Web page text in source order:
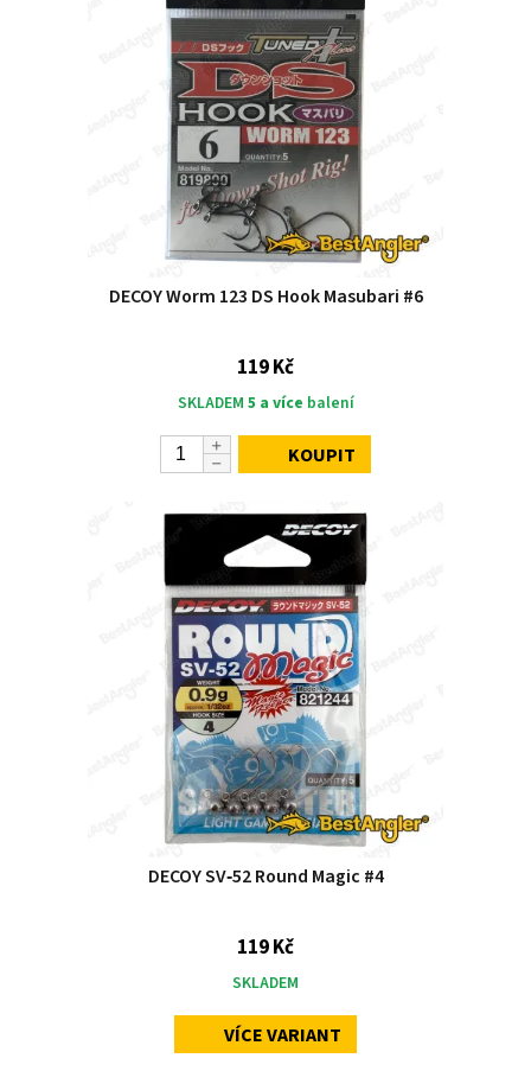
DECOY Worm 123 DS Hook Masubari #6
119 Kč
SKLADEM 5 a více balení
KOUPIT
DECOY SV‑52 Round Magic #4
119 Kč
SKLADEM
VÍCE VARIANT